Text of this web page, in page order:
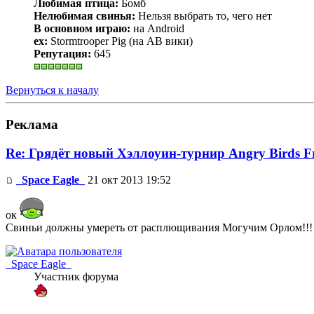
Любимая птица: Бомб
Нелюбимая свинья: Нельзя выбрать то, чего нет
В основном играю: на Android
ex: Stormtrooper Pig (на АВ вики)
Репутация: 645
Вернуться к началу
Реклама
Re: Грядёт новый Хэллоуин-турнир Angry Birds
_Space Eagle_ 21 окт 2013 19:52
ок
Свиньи должны умереть от расплющивания Могучим Орлом!!!
_Space Eagle_
Участник форума